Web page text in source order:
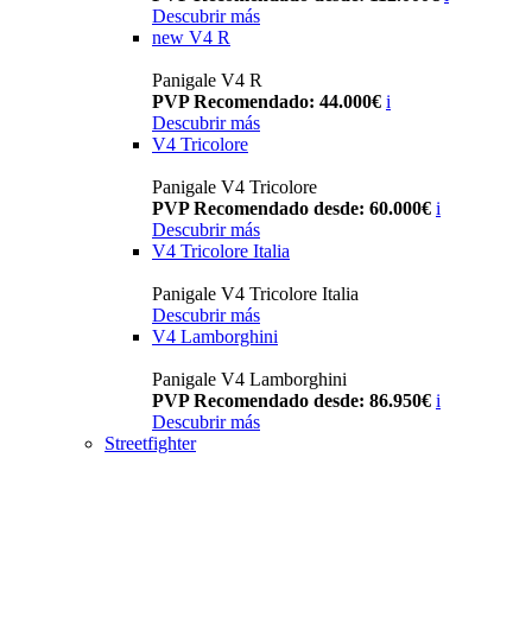
Descubrir más
new V4 R
Panigale V4 R
PVP Recomendado: 44.000€ i
Descubrir más
V4 Tricolore
Panigale V4 Tricolore
PVP Recomendado desde: 60.000€ i
Descubrir más
V4 Tricolore Italia
Panigale V4 Tricolore Italia
Descubrir más
V4 Lamborghini
Panigale V4 Lamborghini
PVP Recomendado desde: 86.950€ i
Descubrir más
Streetfighter